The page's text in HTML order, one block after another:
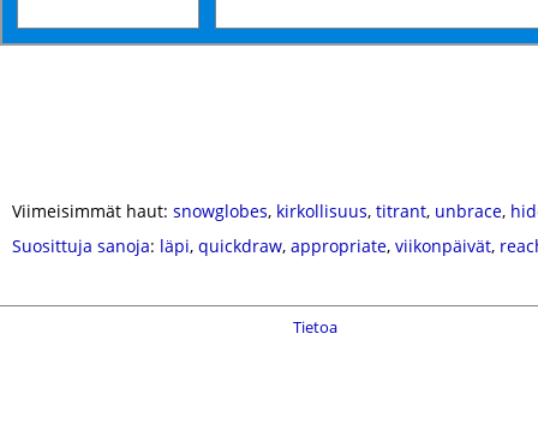
Viimeisimmät haut: snowglobes, kirkollisuus, titrant, unbrace,
Suosittuja sanoja: läpi, quickdraw, appropriate, viikonpäivät,
Tietoa